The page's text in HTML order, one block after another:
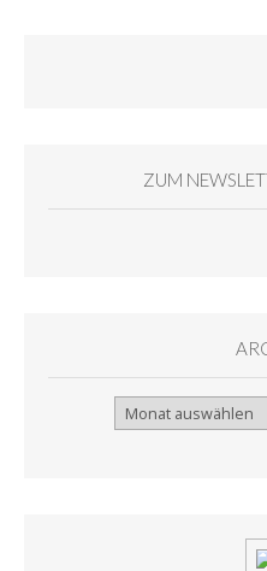
ZUM
Archiv